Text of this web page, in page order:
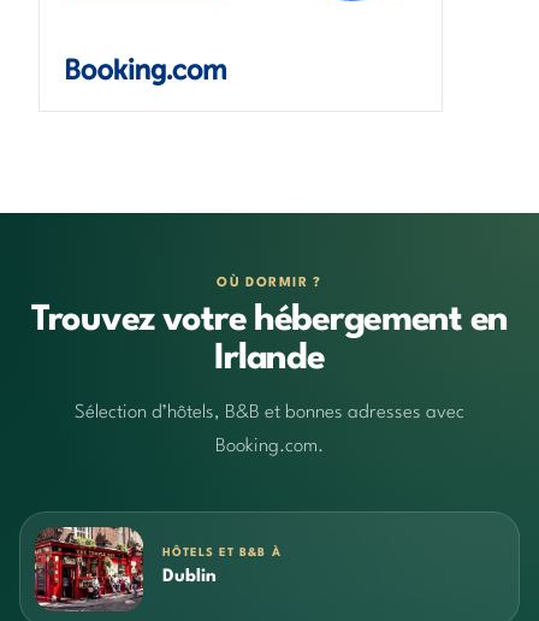
OÙ DORMIR ?
Trouvez votre hébergement en
Irlande
Sélection d’hôtels, B&B et bonnes adresses avec
Booking.com.
HÔTELS ET B&B À
Dublin